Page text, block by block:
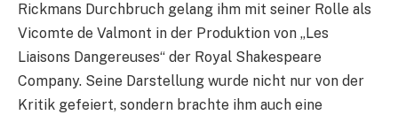
Rickmans Durchbruch gelang ihm mit seiner Rolle als
Vicomte de Valmont in der Produktion von „Les
Liaisons Dangereuses“ der Royal Shakespeare
Company. Seine Darstellung wurde nicht nur von der
Kritik gefeiert, sondern brachte ihm auch eine